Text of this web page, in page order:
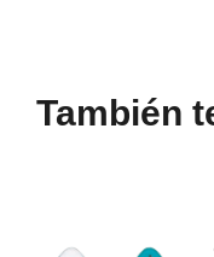
También